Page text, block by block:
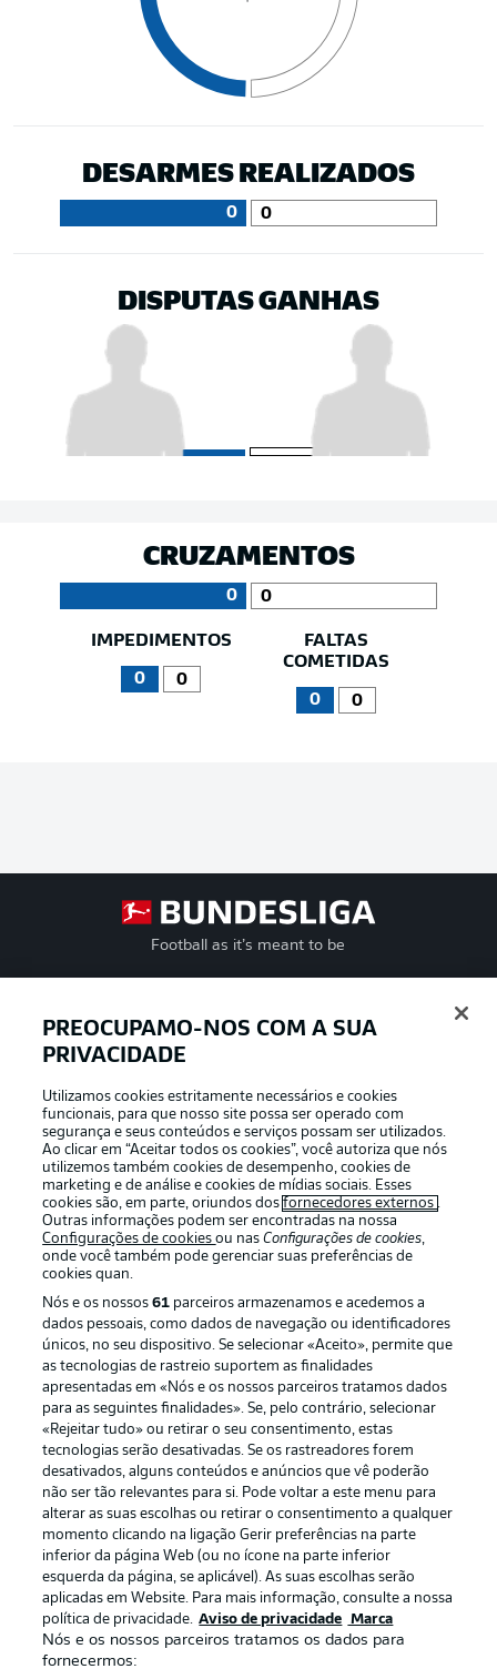
DESARMES REALIZADOS
0 0
DISPUTAS GANHAS
CRUZAMENTOS
0 0
IMPEDIMENTOS
0 0
FALTAS
COMETIDAS
0 0
Football as it’s meant to be
APLICATIVO DA BUNDESLIGA
Oferecido por
Publicidade Avisos legais
Gerir preferências Aviso de privacidade
Trabalhe conosco
Marca Contato
Jogadores
PREOCUPAMO-NOS COM A SUA
PRIVACIDADE
Utilizamos cookies estritamente necessários e cookies
funcionais, para que nosso site possa ser operado com
segurança e seus conteúdos e serviços possam ser utilizados.
Ao clicar em “Aceitar todos os cookies”, você autoriza que nós
utilizemos também cookies de desempenho, cookies de
marketing e de análise e cookies de mídias sociais. Esses
cookies são, em parte, oriundos dosfornecedores externos .
Outras informações podem ser encontradas na nossa
Configurações de cookiesou nasConfigurações de cookies,
onde você também pode gerenciar suas preferências de
cookies quan.
Nós e os nossos61 parceiros armazenamos e acedemos a
dados pessoais, como dados de navegação ou identificadores
únicos, no seu dispositivo. Se selecionar «Aceito», permite que
as tecnologias de rastreio suportem as finalidades
apresentadas em «Nós e os nossos parceiros tratamos dados
para as seguintes finalidades». Se, pelo contrário, selecionar
«Rejeitar tudo» ou retirar o seu consentimento, estas
tecnologias serão desativadas. Se os rastreadores forem
desativados, alguns conteúdos e anúncios que vê poderão
não ser tão relevantes para si. Pode voltar a este menu para
alterar as suas escolhas ou retirar o consentimento a qualquer
momento clicando na ligação Gerir preferências na parte
inferior da página Web (ou no ícone na parte inferior
esquerda da página, se aplicável). As suas escolhas serão
aplicadas em Website. Para mais informação, consulte a nossa
política de privacidade. Aviso de privacidade Marca
Nós e os nossos parceiros tratamos os dados para
fornecermos: